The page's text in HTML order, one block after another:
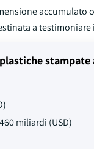
accumulato
a testimoniare il
stampate
miliardi (USD)